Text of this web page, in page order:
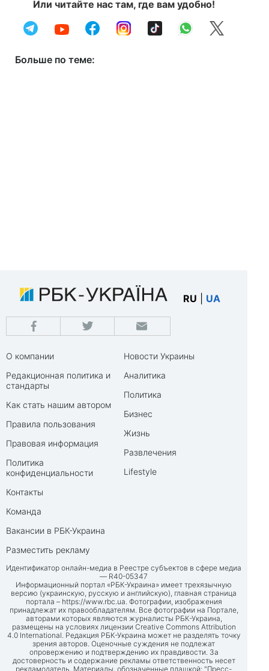
Или читайте нас там, где вам удобно!
Больше по теме:
RU UA
О компании
Редакционная политика и
стандарты
Как стать нашим автором
Правила пользования
Правовая информация
Политика
конфиденциальности
Контакты
Команда
Вакансии в РБК-Украина
Разместить рекламу
Новости Украины
Аналитика
Политика
Бизнес
Жизнь
Развлечения
Lifestyle
Идентификатор онлайн-медиа в Реестре субъектов в сфере медиа
— R40-05347
Информационный портал «РБК-Украина» имеет трехязычную
версию (украинскую, русскую и английскую), главная страница
портала – https://www.rbc.ua. Фотографии, изображения
принадлежат их правообладателям. Все фотографии на Портале,
авторами которых являются журналисты РБК-Украина,
размещены на условиях лицензии Creative Commons Attribution
4.0 International. Редакция РБК-Украина может не разделять точку
зрения авторов. Оценочные суждения не подлежат
опровержению и подтверждению их правдивости. За
достоверность и содержание рекламы ответственность несет
рекламодатель. Материалы, обозначенные плашкой: "Пресс-